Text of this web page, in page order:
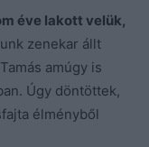
éve lakott velük,
zenekar állt
amúgy is
Úgy döntöttek,
élményből